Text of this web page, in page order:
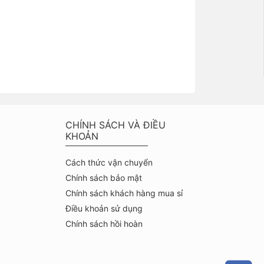
CHÍNH SÁCH VÀ ĐIỀU
KHOẢN
Cách thức vận chuyển
Chính sách bảo mật
Chính sách khách hàng mua sỉ
Điều khoản sử dụng
Chính sách hồi hoàn